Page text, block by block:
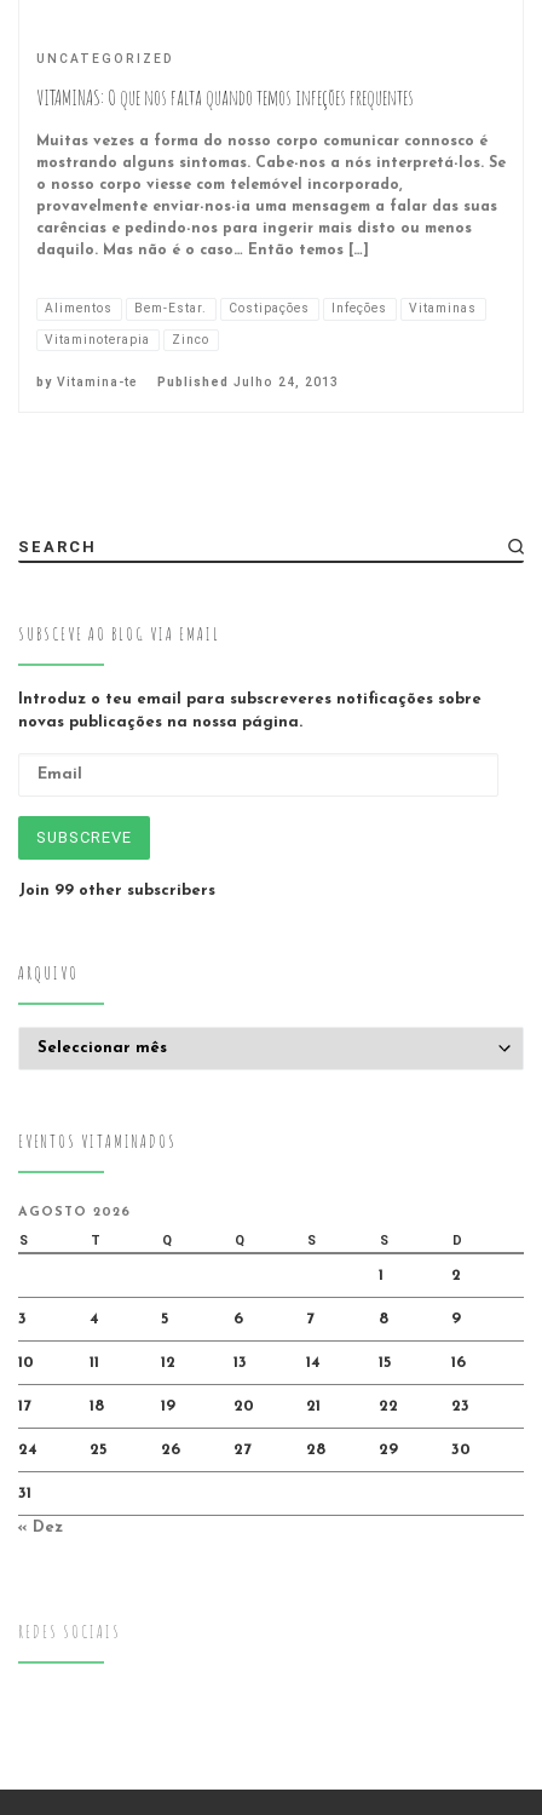
UNCATEGORIZED
VITAMINAS: O que nos falta quando temos infeções frequentes
Muitas vezes a forma do nosso corpo comunicar connosco é
mostrando alguns sintomas. Cabe-nos a nós interpretá-los. Se
o nosso corpo viesse com telemóvel incorporado,
provavelmente enviar-nos-ia uma mensagem a falar das suas
carências e pedindo-nos para ingerir mais disto ou menos
daquilo. Mas não é o caso… Então temos […]
Alimentos Bem-Estar. Costipações Infeções
Vitaminas
Vitaminoterapia
Zinco
by Vitamina-te Published Julho 24, 2013
SEARCH
SUBSCEVE AO BLOG VIA EMAIL
Introduz o teu email para subscreveres notificações sobre
novas publicações na nossa página.
SUBSCREVE
Join 99 other subscribers
ARQUIVO
EVENTOS VITAMINADOS
AGOSTO 2026
S T Q Q S S D
1 2
3 4 5 6 7 8 9
10 11 12 13 14 15 16
17 18 19 20 21 22 23
24 25 26 27 28 29 30
31
« Dez
REDES SOCIAIS